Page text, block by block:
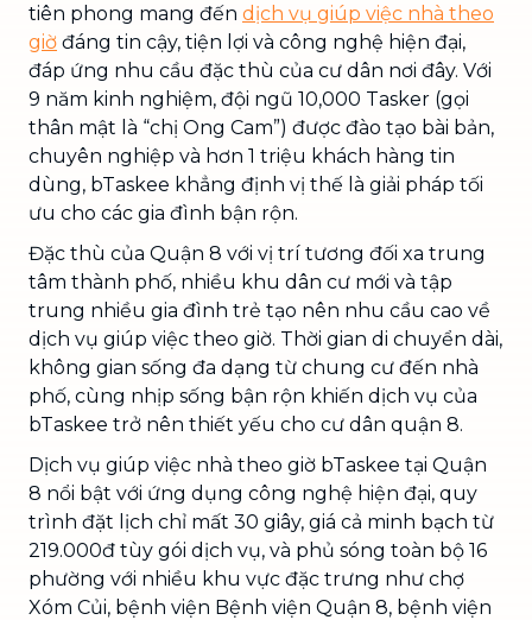
tiên phong mang đến dịch vụ giúp việc nhà theo
giờ đáng tin cậy, tiện lợi và công nghệ hiện đại,
đáp ứng nhu cầu đặc thù của cư dân nơi đây. Với
9 năm kinh nghiệm, đội ngũ 10,000 Tasker (gọi
thân mật là “chị Ong Cam”) được đào tạo bài bản,
chuyên nghiệp và hơn 1 triệu khách hàng tin
dùng, bTaskee khẳng định vị thế là giải pháp tối
ưu cho các gia đình bận rộn.
Đặc thù của Quận 8 với vị trí tương đối xa trung
tâm thành phố, nhiều khu dân cư mới và tập
trung nhiều gia đình trẻ tạo nên nhu cầu cao về
dịch vụ giúp việc theo giờ. Thời gian di chuyển dài,
không gian sống đa dạng từ chung cư đến nhà
phố, cùng nhịp sống bận rộn khiến dịch vụ của
bTaskee trở nên thiết yếu cho cư dân quận 8.
Dịch vụ giúp việc nhà theo giờ bTaskee tại Quận
8 nổi bật với ứng dụng công nghệ hiện đại, quy
trình đặt lịch chỉ mất 30 giây, giá cả minh bạch từ
219.000đ tùy gói dịch vụ, và phủ sóng toàn bộ 16
phường với nhiều khu vực đặc trưng như chợ
Xóm Củi, bệnh viện Bệnh viện Quận 8, bệnh viện